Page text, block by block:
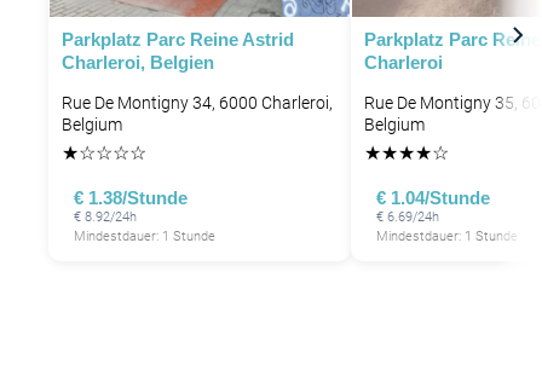
Parkplatz Parc Reine Astrid
Charleroi, Belgien
Rue De Montigny 34, 6000 Charleroi,
Belgium
★☆☆☆☆
€ 1.38/Stunde
€ 8.92/24h
Mindestdauer: 1 Stunde
Parkplatz Parc
Charleroi
Rue De Montigny 35,
Belgium
★★★★☆
€ 1.04/Stunde
€ 6.69/24h
Mindestdauer: 1 Stunde